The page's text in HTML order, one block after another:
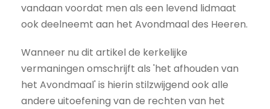
vandaan voordat men als een levend lidmaat
ook deelneemt aan het Avondmaal des Heeren.
Wanneer nu dit artikel de kerkelijke
vermaningen omschrijft als 'het afhouden van
het Avondmaal' is hierin stilzwijgend ook alle
andere uitoefening van de rechten van het